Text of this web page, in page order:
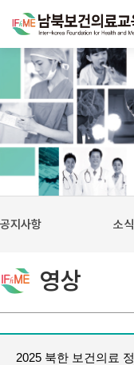
공지사항 소
영상
2025 북한 보건의료